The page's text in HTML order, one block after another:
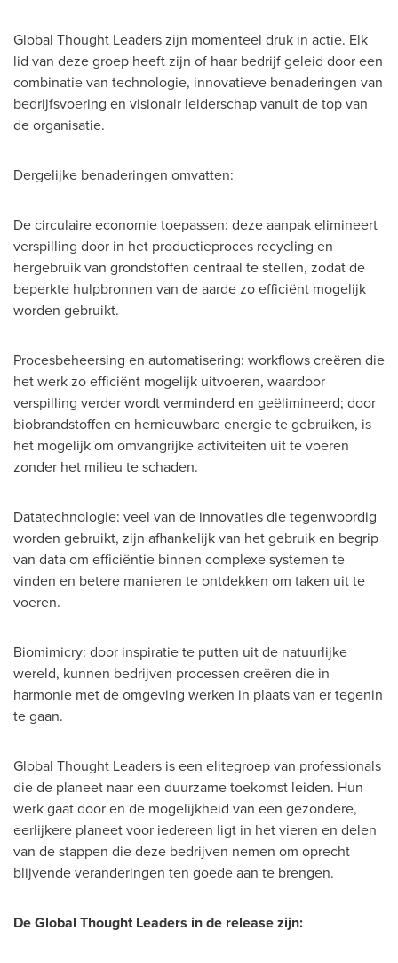
Global Thought Leaders zijn momenteel druk in actie. Elk
lid van deze groep heeft zijn of haar bedrijf geleid door een
combinatie van technologie, innovatieve benaderingen van
bedrijfsvoering en visionair leiderschap vanuit de top van
de organisatie.
Dergelijke benaderingen omvatten:
De circulaire economie toepassen: deze aanpak elimineert
verspilling door in het productieproces recycling en
hergebruik van grondstoffen centraal te stellen, zodat de
beperkte hulpbronnen van de aarde zo efficiënt mogelijk
worden gebruikt.
Procesbeheersing en automatisering: workflows creëren die
het werk zo efficiënt mogelijk uitvoeren, waardoor
verspilling verder wordt verminderd en geëlimineerd; door
biobrandstoffen en hernieuwbare energie te gebruiken, is
het mogelijk om omvangrijke activiteiten uit te voeren
zonder het milieu te schaden.
Datatechnologie: veel van de innovaties die tegenwoordig
worden gebruikt, zijn afhankelijk van het gebruik en begrip
van data om efficiëntie binnen complexe systemen te
vinden en betere manieren te ontdekken om taken uit te
voeren.
Biomimicry: door inspiratie te putten uit de natuurlijke
wereld, kunnen bedrijven processen creëren die in
harmonie met de omgeving werken in plaats van er tegenin
te gaan.
Global Thought Leaders is een elitegroep van professionals
die de planeet naar een duurzame toekomst leiden. Hun
werk gaat door en de mogelijkheid van een gezondere,
eerlijkere planeet voor iedereen ligt in het vieren en delen
van de stappen die deze bedrijven nemen om oprecht
blijvende veranderingen ten goede aan te brengen.
De Global Thought Leaders in de release zijn: